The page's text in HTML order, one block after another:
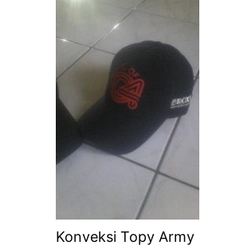
Konveksi Topy Army